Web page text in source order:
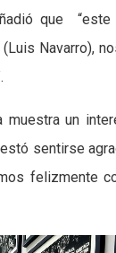
que
Navarro),
muestra un
sentirse
felizmente